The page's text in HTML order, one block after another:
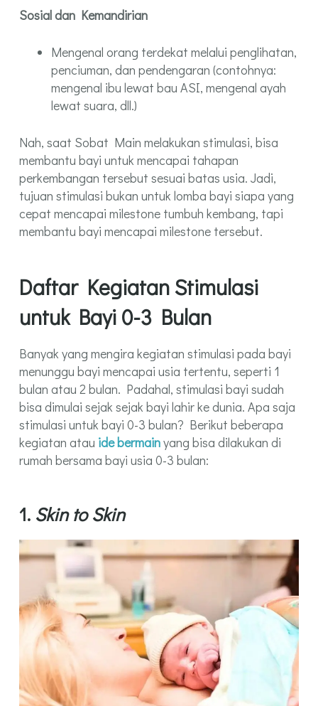
Sosial dan Kemandirian
Mengenal orang terdekat melalui penglihatan,
penciuman, dan pendengaran (contohnya:
mengenal ibu lewat bau ASI, mengenal ayah
lewat suara, dll.)
Nah, saat Sobat Main melakukan stimulasi, bisa
membantu bayi untuk mencapai tahapan
perkembangan tersebut sesuai batas usia. Jadi,
tujuan stimulasi bukan untuk lomba bayi siapa yang
cepat mencapai milestone tumbuh kembang, tapi
membantu bayi mencapai milestone tersebut.
Daftar Kegiatan Stimulasi
untuk Bayi 0-3 Bulan
Banyak yang mengira kegiatan stimulasi pada bayi
menunggu bayi mencapai usia tertentu, seperti 1
bulan atau 2 bulan. Padahal, stimulasi bayi sudah
bisa dimulai sejak sejak bayi lahir ke dunia. Apa saja
stimulasi untuk bayi 0-3 bulan? Berikut beberapa
kegiatan atau ide bermainyang bisa dilakukan di
rumah bersama bayi usia 0-3 bulan:
1. Skin to Skin